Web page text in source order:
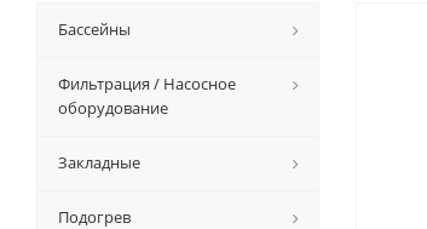
Бассейны
Фильтрация / Насосное
оборудование
Закладные
Подогрев